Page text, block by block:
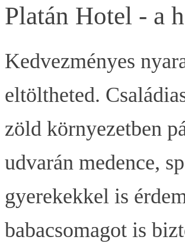
Platán Hotel - a
Kedvezményes
eltöltheted.
zöld környezetben
udvarán medence,
gyerekekkel is
babacsomagot is